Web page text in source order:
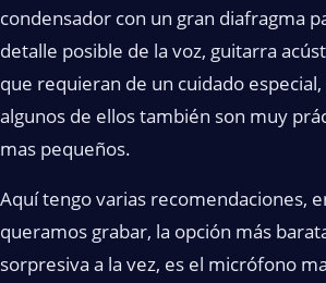
condensador con un gran diafragma
detalle posible de la voz, guitarra
que requieran de un cuidado
algunos de ellos también son muy
mas pequeños.
Aquí tengo varias recomendaciones,
queramos grabar, la opción más
sorpresiva a la vez, es el micrófono